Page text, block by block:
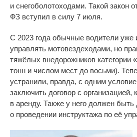
и снегоболотоходами. Такой закон
ФЗ вступил в силу 7 июля.
С 2023 года обычные водители уже
управлять мотовездеходами, но
тяжёлых внедорожников категории «
тонн и числом мест до восьми).
устранили, правда, с одним
заключить договор с организацией,
в аренду. Также у него должен быть
о проведении инструктажа по её